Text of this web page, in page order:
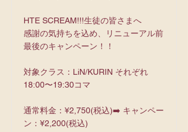
HTE SCREAM!!!生徒の皆さまへ
感謝の気持ちを込め、リニューアル前
最後のキャンペーン！！
対象クラス：LiN/KURIN それぞれ
18:00〜19:30コマ
通常料金：¥2,750(税込)➡️ キャンペー
ン：¥2,200(税込)